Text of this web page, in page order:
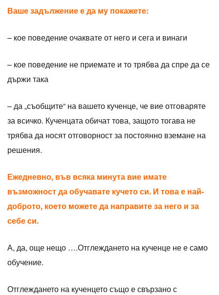
Ваше задължение е да му покажете:
– кое поведение очаквате от него и сега и винаги
– кое поведение не приемате и то трябва да спре да се
държи така
– да „съобщите“ на вашето кученце, че вие ​​отговаряте
за всичко. Кученцата обичат това, защото тогава не
трябва да носят отговорност за постоянно вземане на
решения.
Ежедневно, във всяка минута вие имате
възможност да обучавате кучето си. И това е най-
доброто, което можете да направите за него и за
себе си.
А, да, още нещо ….Отглеждането на кученце не е само
обучение.
Отглеждането на кученцето също е свързано с